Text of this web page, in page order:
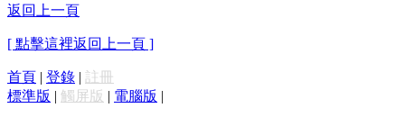
返回上一頁
[ 點擊這裡返回上一頁 ]
首頁 | 登錄 | 註冊
標準版 | 觸屏版 | 電腦版 |